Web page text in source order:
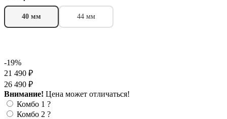
40 мм 44 мм
-19%
21 490 ₽
26 490 ₽
Внимание! Цена может отличаться!
Комбо 1 ?
Комбо 2 ?